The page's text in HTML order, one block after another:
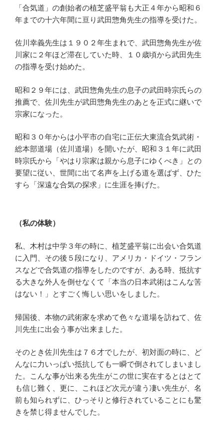
「合気道」の創始者の植芝盛平翁も大正４年から昭和６
年までの十六年間に亘り武田惣角先生の指導を受けた。
佐川幸義先生は１９０２年生まれで、武田惣角先生が佐
川家に２年ほど滞在していた時、１０歳頃から武田先生
の指導を受け始めた。
昭和２９年には、武田惣角先生の息子の武田時宗氏らの
推薦で、佐川先生が武田惣角先生のあとを正式に継いで
宗家になった。
昭和３０年からは小平市の自宅に正伝大東流合気武術・
総本部道場（佐川道場）を開いたが、昭和３１年に武田
時宗氏から「やはり宗家は親から息子にゆくべき」との
要望に従い、世間に出て名声を上げる道を選ばず、ひた
すら「深遠な合気の探求」に生涯を捧げた。
（私の体験）
私、木村は中学３年の時に、植芝盛平翁に出会い合気道
に入門、その後５段になり、アメリカ・ドイツ・フラン
スなどで合気道の指導をしたのですが、ある時、抵抗す
る大きな外人を倒せなくて「本当の日本武術はこんな筈
はない！」とすごく悔しい思いをしました。
帰国後、本物の武術家を求めて色々な道場を訪ねて、佐
川先生に出会う事が出来ました。
そのとき佐川先生は７６才でしたが、初対面の時に、ど
んなに力いっぱい抵抗しても一瞬で倒されてしまいまし
た。こんな事が出来る先生がこの世に実在するとはとて
も信じ難く、更に、これほど次元が違う凄い先生が、名
前も知られずに、ひっそりと修行されていることにも驚
きを禁じ得ませんでした。